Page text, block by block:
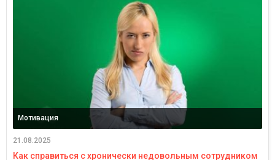
Мотивация
21.08.2025
Как справиться с хронически недовольным сотрудником